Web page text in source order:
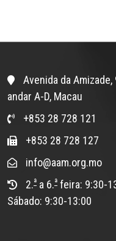
Avenida da
andar A-D, Macau
+853 28 728 121
+853 28 728 127
info@aam.org.mo
2.ª a 6.ª feira: 9:30-
Sábado: 9:30-13:00